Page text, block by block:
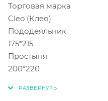
Торговая марка
Cleo (Клео)
Пододеяльник
175*215
Простыня
200*220